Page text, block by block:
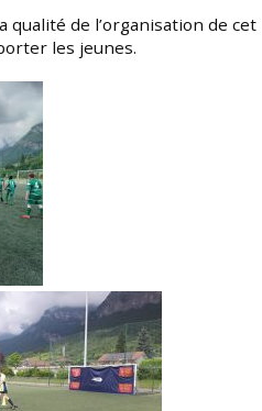
les jeunes.